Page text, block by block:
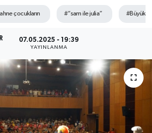
çocukların #“sam ile julia”
07.05.2025 - 19:39
YAYINLANMA
- Sanat - Turizm